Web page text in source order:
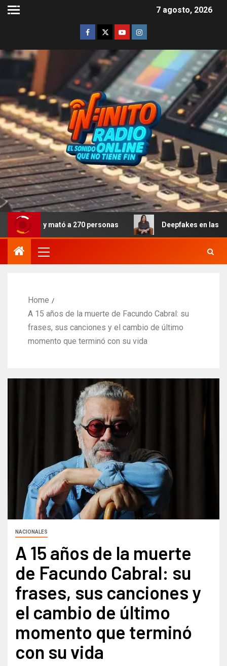
7 agosto, 2026
a 270 personas Deepfakes en las escuelas: el
Home
A 15 años de la muerte de Facundo Cabral: su
frases, sus canciones y el cambio de último
momento que terminó con su vida
NACIONALES
A 15 años de la muerte
de Facundo Cabral: su
frases, sus canciones y
el cambio de último
momento que terminó
con su vida